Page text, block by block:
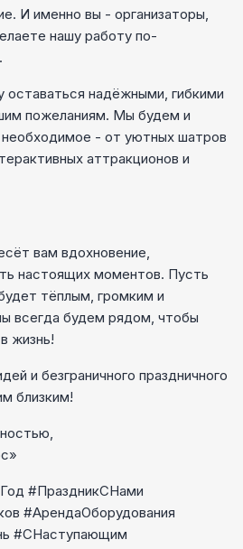
И именно вы - организаторы,
нашу работу по-
надёжными, гибкими
пожеланиям. Мы будем и
необходимое - от уютных шатров
аттракционов и
вам вдохновение,
настоящих моментов. Пусть
тёплым, громким и
всегда будем рядом, чтобы
жизнь!
и безграничного праздничного
близким!
#ПраздникСНами
#АрендаОборудования
#СНаступающим